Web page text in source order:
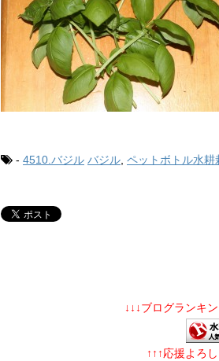
- 4510.バジル バジル ペットボトル水耕
↓↓↓ブログランキ
↑↑↑応援よろ